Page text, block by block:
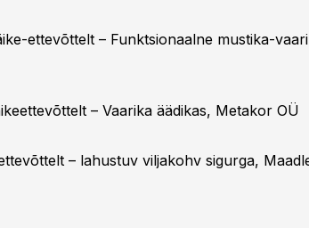
ettevõttelt – Funktsionaalne mustika-
– Vaarika äädikas, Metakor OÜ
– lahustuv viljakohv sigurga,